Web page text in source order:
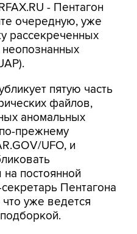
- Пентагон
очередную, уже
рассекреченных
пятую часть
файлов,
аномальных
прежнему
UFO, и
постоянной
Пентагона
уже ведется